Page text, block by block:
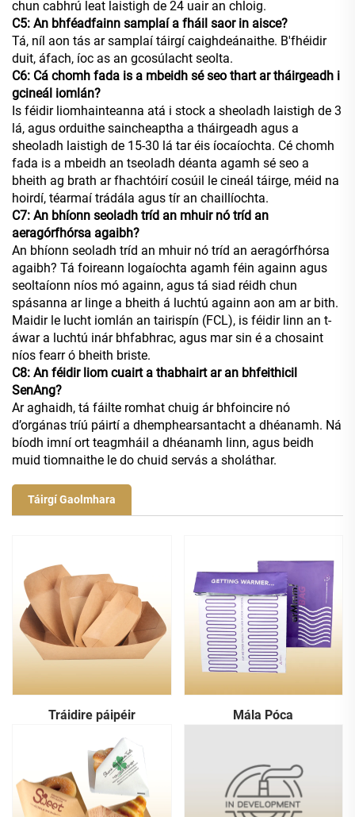
chun cabhrú leat laistigh de 24 uair an chloig.
C5: An bhféadfainn samplaí a fháil saor in aisce?
Tá, níl aon tás ar samplaí táirgí caighdeánaithe. B'fhéidir
duit, áfach, íoc as an gcosúlacht seolta.
C6: Cá chomh fada is a mbeidh sé seo thart ar tháirgeadh i
gcineál iomlán?
Is féidir liomhainteanna atá i stock a sheoladh laistigh de 3
lá, agus orduithe saincheaptha a tháirgeadh agus a
sheoladh laistigh de 15-30 lá tar éis íocaíochta. Cé chomh
fada is a mbeidh an tseoladh déanta agamh sé seo a
bheith ag brath ar fhachtóirí cosúil le cineál táirge, méid na
hoirdí, téarmaí trádála agus tír an chaillíochta.
C7: An bhíonn seoladh tríd an mhuir nó tríd an
aeragórfhórsa agaibh?
An bhíonn seoladh tríd an mhuir nó tríd an aeragórfhórsa
agaibh? Tá foireann logaíochta agamh féin againn agus
seoltaíonn níos mó againn, agus tá siad réidh chun
spásanna ar linge a bheith á luchtú againn aon am ar bith.
Maidir le lucht iomlán an tairispín (FCL), is féidir linn an t-
áwar a luchtú inár bhfabhrac, agus mar sin é a chosaint
níos fearr ó bheith briste.
C8: An féidir liom cuairt a thabhairt ar an bhfeithicil
SenAng?
Ar aghaidh, tá fáilte romhat chuig ár bhfoincire nó
d’orgánas tríú páirtí a dhemphearsantacht a dhéanamh. Ná
bíodh imní ort teagmháil a dhéanamh linn, agus beidh
muid tiomnaithe le do chuid servás a sholáthar.
Táirgí Gaolmhara
Tráidire páipéir Mála Póca